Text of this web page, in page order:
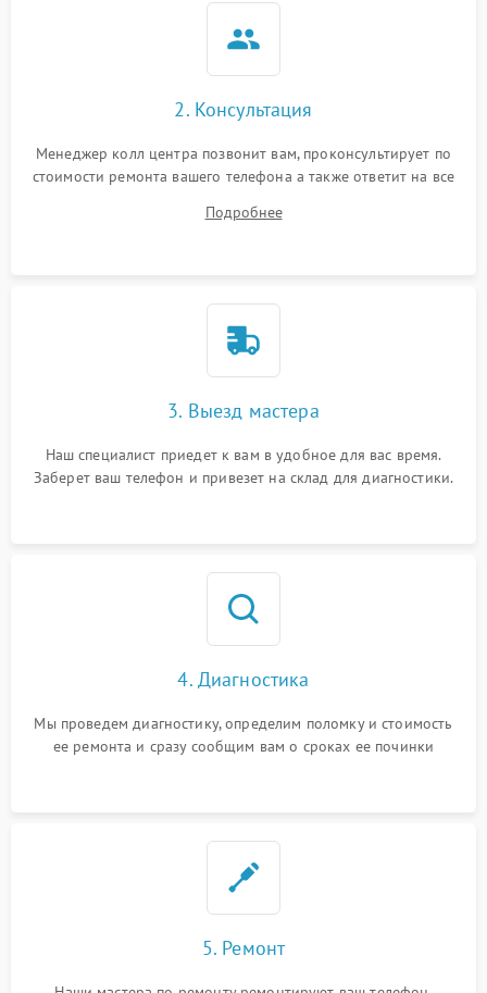
2. Консультация
Менеджер колл центра позвонит вам, проконсультирует по
стоимости ремонта вашего телефона а также ответит на все
Подробнее
3. Выезд мастера
Наш специалист приедет к вам в удобное для вас время.
Заберет ваш телефон и привезет на склад для диагностики.
4. Диагностика
Мы проведем диагностику, определим поломку и стоимость
ее ремонта и сразу сообщим вам о сроках ее починки
5. Ремонт